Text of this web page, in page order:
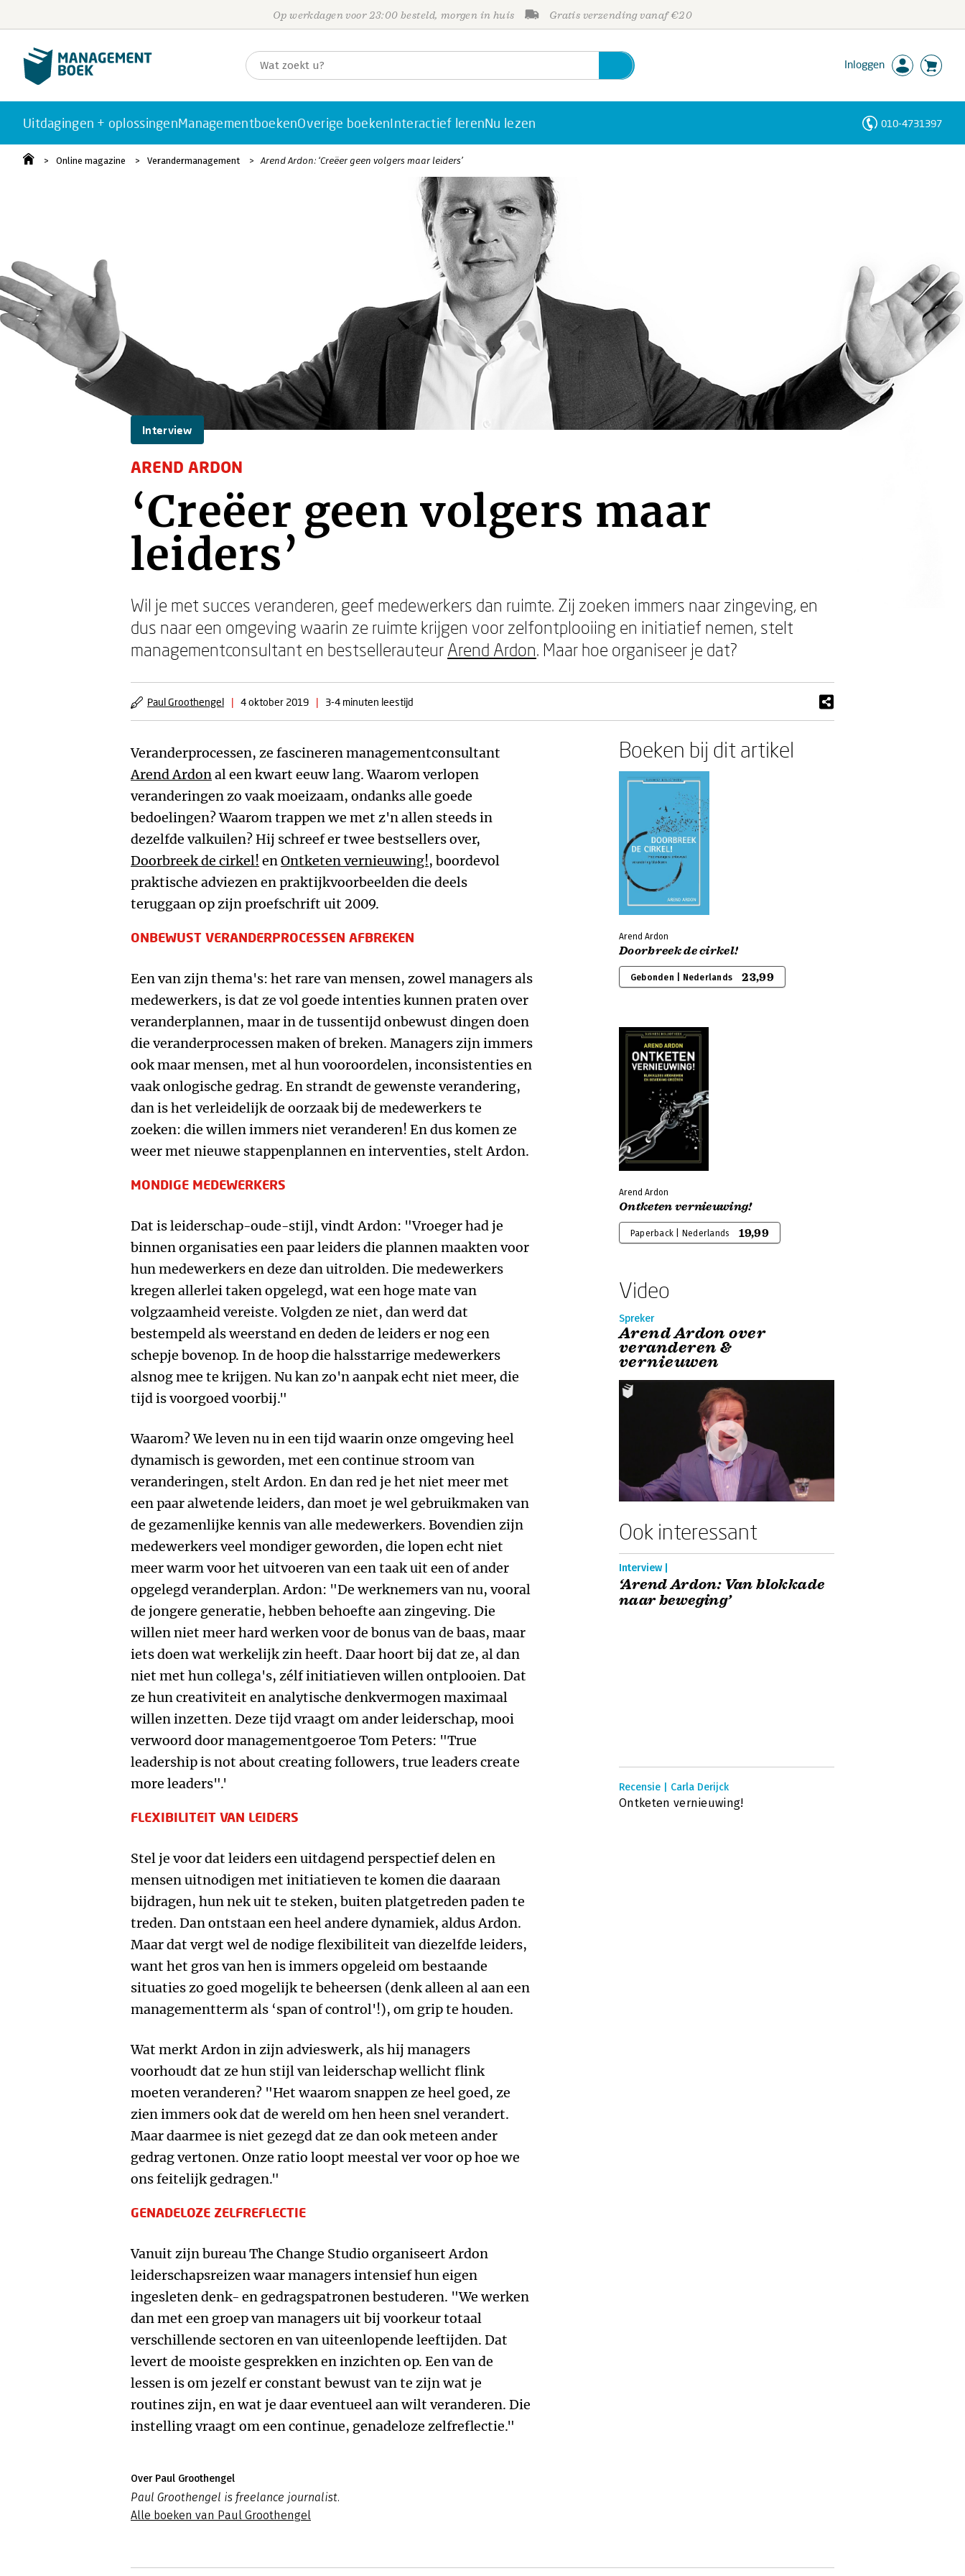
Op werkdagen voor 23:00 besteld, morgen in huis Gratis verzending vanaf €20
Inloggen
Uitdagingen + oplossingenManagementboekenOverige boekenInteractief lerenNu lezen 010-4731397
Online magazine Verandermanagement Arend Ardon: ‘Creëer geen volgers maar leiders’
Interview
AREND ARDON
‘Creëer geen volgers maar
leiders’
Wil je met succes veranderen, geef medewerkers dan ruimte. Zij zoeken immers naar zingeving, en
dus naar een omgeving waarin ze ruimte krijgen voor zelfontplooiing en initiatief nemen, stelt
managementconsultant en bestsellerauteur Arend Ardon. Maar hoe organiseer je dat?
Paul Groothengel | 4 oktober 2019 | 3-4 minuten leestijd
Veranderprocessen, ze fascineren managementconsultant
Arend Ardonal een kwart eeuw lang. Waarom verlopen
veranderingen zo vaak moeizaam, ondanks alle goede
bedoelingen? Waarom trappen we met z'n allen steeds in
dezelfde valkuilen? Hij schreef er twee bestsellers over,
Doorbreek de cirkel! enOntketen vernieuwing!, boordevol
praktische adviezen en praktijkvoorbeelden die deels
teruggaan op zijn proefschrift uit 2009.
ONBEWUST VERANDERPROCESSEN AFBREKEN
Een van zijn thema's: het rare van mensen, zowel managers als
medewerkers, is dat ze vol goede intenties kunnen praten over
veranderplannen, maar in de tussentijd onbewust dingen doen
die veranderprocessen maken of breken. Managers zijn immers
ook maar mensen, met al hun vooroordelen, inconsistenties en
vaak onlogische gedrag. En strandt de gewenste verandering,
dan is het verleidelijk de oorzaak bij de medewerkers te
zoeken: die willen immers niet veranderen! En dus komen ze
weer met nieuwe stappenplannen en interventies, stelt Ardon.
MONDIGE MEDEWERKERS
Dat is leiderschap-oude-stijl, vindt Ardon: "Vroeger had je
binnen organisaties een paar leiders die plannen maakten voor
hun medewerkers en deze dan uitrolden. Die medewerkers
kregen allerlei taken opgelegd, wat een hoge mate van
volgzaamheid vereiste. Volgden ze niet, dan werd dat
bestempeld als weerstand en deden de leiders er nog een
schepje bovenop. In de hoop die halsstarrige medewerkers
alsnog mee te krijgen. Nu kan zo'n aanpak echt niet meer, die
tijd is voorgoed voorbij."
Waarom? We leven nu in een tijd waarin onze omgeving heel
dynamisch is geworden, met een continue stroom van
veranderingen, stelt Ardon. En dan red je het niet meer met
een paar alwetende leiders, dan moet je wel gebruikmaken van
de gezamenlijke kennis van alle medewerkers. Bovendien zijn
medewerkers veel mondiger geworden, die lopen echt niet
meer warm voor het uitvoeren van een taak uit een of ander
opgelegd veranderplan. Ardon: "De werknemers van nu, vooral
de jongere generatie, hebben behoefte aan zingeving. Die
willen niet meer hard werken voor de bonus van de baas, maar
iets doen wat werkelijk zin heeft. Daar hoort bij dat ze, al dan
niet met hun collega's, zélf initiatieven willen ontplooien. Dat
ze hun creativiteit en analytische denkvermogen maximaal
willen inzetten. Deze tijd vraagt om ander leiderschap, mooi
verwoord door managementgoeroe Tom Peters: "True
leadership is not about creating followers, true leaders create
more leaders".'
FLEXIBILITEIT VAN LEIDERS
Stel je voor dat leiders een uitdagend perspectief delen en
mensen uitnodigen met initiatieven te komen die daaraan
bijdragen, hun nek uit te steken, buiten platgetreden paden te
treden. Dan ontstaan een heel andere dynamiek, aldus Ardon.
Maar dat vergt wel de nodige flexibiliteit van diezelfde leiders,
want het gros van hen is immers opgeleid om bestaande
situaties zo goed mogelijk te beheersen (denk alleen al aan een
managementterm als ‘span of control'!), om grip te houden.
Wat merkt Ardon in zijn advieswerk, als hij managers
voorhoudt dat ze hun stijl van leiderschap wellicht flink
moeten veranderen? "Het waarom snappen ze heel goed, ze
zien immers ook dat de wereld om hen heen snel verandert.
Maar daarmee is niet gezegd dat ze dan ook meteen ander
gedrag vertonen. Onze ratio loopt meestal ver voor op hoe we
ons feitelijk gedragen."
GENADELOZE ZELFREFLECTIE
Vanuit zijn bureau The Change Studio organiseert Ardon
leiderschapsreizen waar managers intensief hun eigen
ingesleten denk- en gedragspatronen bestuderen. "We werken
dan met een groep van managers uit bij voorkeur totaal
verschillende sectoren en van uiteenlopende leeftijden. Dat
levert de mooiste gesprekken en inzichten op. Een van de
lessen is om jezelf er constant bewust van te zijn wat je
routines zijn, en wat je daar eventueel aan wilt veranderen. Die
instelling vraagt om een continue, genadeloze zelfreflectie."
Over Paul Groothengel
Paul Groothengel is freelance journalist.
Alle boeken van Paul Groothengel
Boeken bij dit artikel
Arend Ardon
Doorbreek de cirkel!
Gebonden | Nederlands 23,99
Arend Ardon
Ontketen vernieuwing!
Paperback | Nederlands 19,99
Video
Spreker
Arend Ardon over
veranderen &
vernieuwen
Ook interessant
Interview |
‘Arend Ardon: Van blokkade
naar beweging’
Recensie | Carla Derijck
Ontketen vernieuwing!
Personen